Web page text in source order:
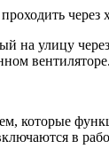
на улицу
вентиляторе.
которые
в